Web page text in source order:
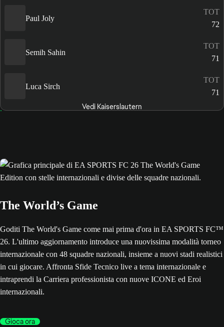
Paul Joly
TOT
72
Semih Sahin
TOT
71
Luca Sirch
TOT
71
Vedi Kaiserslautern
The World’s Game
Goditi The World's Game come mai prima d'ora in EA SPORTS FC™
26. L'ultimo aggiornamento introduce una nuovissima modalità torneo
internazionale con 48 squadre nazionali, insieme a nuovi stadi realistici
in cui giocare. Affronta Sfide Tecnico live a tema internazionale e
intraprendi la Carriera professionista con nuove ICONE ed Eroi
internazionali.
Gioca ora